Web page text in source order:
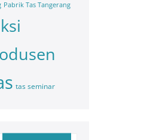
Pabrik Tas Tangerang
tas seminar